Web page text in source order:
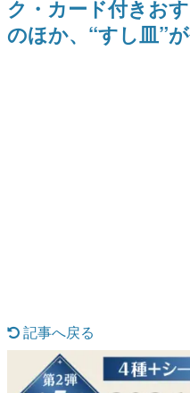
赫本
この物語を解いて
なんでゲーム
ク・カード付きお
のほか、“すし皿”
記事へ戻る